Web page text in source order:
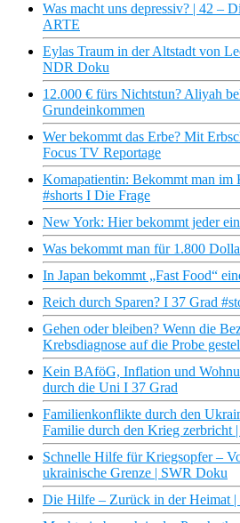
Was macht uns depressiv? | 42 –
ARTE
Eylas Traum in der Altstadt von
NDR Doku
12.000 € fürs Nichtstun? Aliyah
Grundeinkommen
Wer bekommt das Erbe? Mit
Focus TV Reportage
Komapatientin: Bekommt man
#shorts I Die Frage
New York: Hier bekommt jeder
Was bekommt man für 1.800
In Japan bekommt „Fast Food“
Reich durch Sparen? I 37 Grad
Gehen oder bleiben? Wenn die
Krebsdiagnose auf die Probe
Kein BAföG, Inflation und
durch die Uni I 37 Grad
Familienkonflikte durch den
Familie durch den Krieg zerbricht
Schnelle Hilfe für Kriegsopfer –
ukrainische Grenze | SWR Doku
Die Hilfe – Zurück in der Heimat